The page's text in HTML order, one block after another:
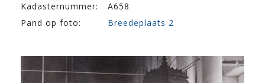
Kadasternummer:
A658
Pand op foto:
Breedeplaats 2